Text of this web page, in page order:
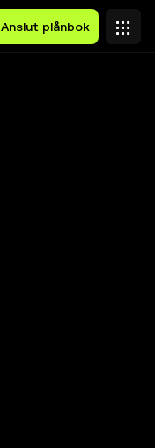
Anslut plånbok